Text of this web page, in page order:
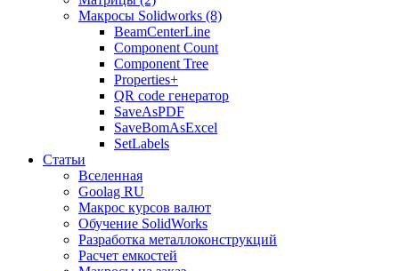
Макросы Solidworks (8)
BeamCenterLine
Component Count
Component Tree
Properties+
QR code генератор
SaveAsPDF
SaveBomAsExcel
SetLabels
Статьи
Вселенная
Goolag RU
Макрос курсов валют
Обучение SolidWorks
Разработка металлоконструкций
Расчет емкостей